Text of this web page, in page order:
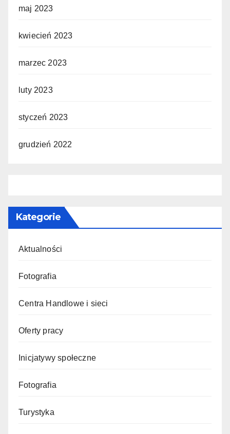
maj 2023
kwiecień 2023
marzec 2023
luty 2023
styczeń 2023
grudzień 2022
Kategorie
Aktualności
Fotografia
Centra Handlowe i sieci
Oferty pracy
Inicjatywy społeczne
Fotografia
Turystyka